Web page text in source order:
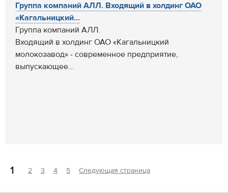
Группа компаний АЛЛ. Входящий в холдинг ОАО
«Кагальницкий...
Группа компаний АЛЛ.
Входящий в холдинг ОАО «Кагальницкий
молокозавод» - современное предприятие,
выпускающее...
1 2 3 4 5 Следующая страница